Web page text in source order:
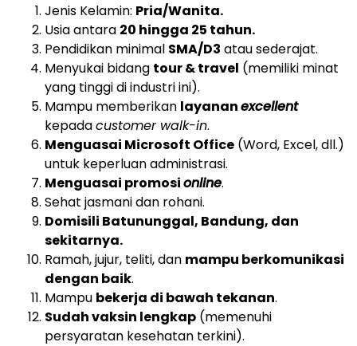
Jenis Kelamin: Pria/Wanita.
Usia antara 20 hingga 25 tahun.
Pendidikan minimal SMA/D3 atau sederajat.
Menyukai bidang tour & travel (memiliki minat
yang tinggi di industri ini).
Mampu memberikan layananexcellent
kepadacustomer walk-in.
Menguasai Microsoft Office (Word, Excel, dll.)
untuk keperluan administrasi.
Menguasai promosionline.
Sehat jasmani dan rohani.
Domisili Batununggal, Bandung, dan
sekitarnya.
Ramah, jujur, teliti, dan mampu berkomunikasi
dengan baik.
Mampu bekerja di bawah tekanan.
Sudah vaksin lengkap (memenuhi
persyaratan kesehatan terkini).